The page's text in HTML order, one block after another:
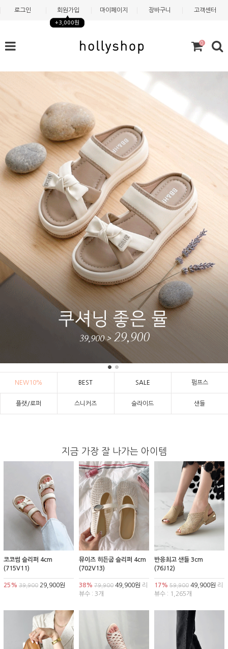
로그인 회원가입
+3,000원
마이페이지 장바구니 고객센터
0
NEW10% BEST SALE 펌프스
플랫/로퍼 스니커즈 슬라이드 샌들
지금 가장 잘 나가는 아이템
코코썸 슬리퍼 4cm
(715V11)
25% 39,900 29,900원
뮤이즈 히든굽 슬리퍼 4cm
(702V13)
38% 79,90049,900원 리
뷰수 : 3개
반응최고 샌들 3cm
(76J12)
17% 59,90049,900원 리
뷰수 : 1,265개